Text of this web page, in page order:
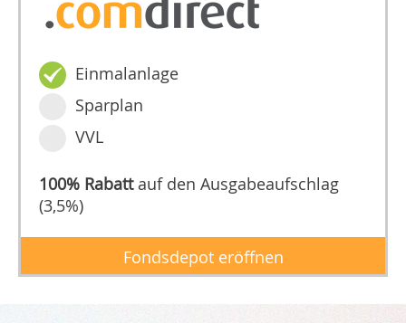
Einmalanlage
Sparplan
VVL
100% Rabattauf den Ausgabeaufschlag
(3,5%)
Fondsdepot eröffnen